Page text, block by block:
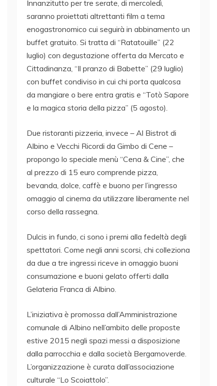
Innanzitutto per tre serate, di mercoledì,
saranno proiettati altrettanti film a tema
enogastronomico cui seguirà in abbinamento un
buffet gratuito. Si tratta di “Ratatouille” (22
luglio) con degustazione offerta da Mercato e
Cittadinanza, “Il pranzo di Babette” (29 luglio)
con buffet condiviso in cui chi porta qualcosa
da mangiare o bere entra gratis e “Totò Sapore
e la magica storia della pizza” (5 agosto).
Due ristoranti pizzeria, invece – Al Bistrot di
Albino e Vecchi Ricordi da Gimbo di Cene –
propongo lo speciale menù “Cena & Cine”, che
al prezzo di 15 euro comprende pizza,
bevanda, dolce, caffè e buono per l’ingresso
omaggio al cinema da utilizzare liberamente nel
corso della rassegna.
Dulcis in fundo, ci sono i premi alla fedeltà degli
spettatori. Come negli anni scorsi, chi colleziona
da due a tre ingressi riceve in omaggio buoni
consumazione e buoni gelato offerti dalla
Gelateria Franca di Albino.
L’iniziativa è promossa dall’Amministrazione
comunale di Albino nell’ambito delle proposte
estive 2015 negli spazi messi a disposizione
dalla parrocchia e dalla società Bergamoverde.
L’organizzazione è curata dall’associazione
culturale “Lo Scoiattolo”.